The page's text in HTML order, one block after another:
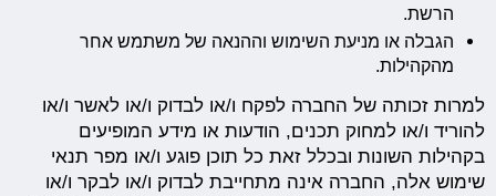
הרשת.
הגבלה או מניעת השימוש וההנאה של משתמש אחר
מהקהילות.
למרות זכותה של החברה לפקח ו/או לבדוק ו/או לאשר ו/או
להוריד ו/או למחוק תכנים, הודעות או מידע המופיעים
בקהילות השונות ובכלל זאת כל תוכן פוגע ו/או מפר תנאי
שימוש אלה, החברה אינה מתחייבת לבדוק ו/או לבקר ו/או